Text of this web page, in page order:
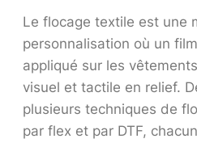
Le flocage textile est une
personnalisation où un
appliqué sur les
visuel et tactile en relief.
plusieurs techniques de
par flex et par DTF,